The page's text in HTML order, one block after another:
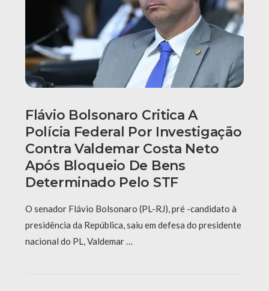
Flávio Bolsonaro Critica A
Polícia Federal Por Investigação
Contra Valdemar Costa Neto
Após Bloqueio De Bens
Determinado Pelo STF
O senador Flávio Bolsonaro (PL-RJ), pré -candidato à
presidência da República, saiu em defesa do presidente
nacional do PL, Valdemar …